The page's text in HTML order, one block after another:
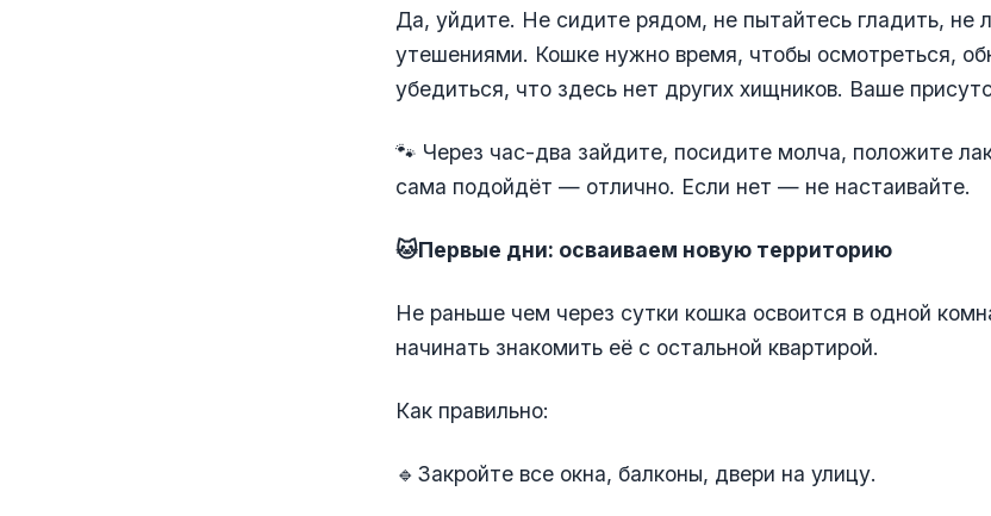
Да, уйдите. Не сидите рядом, не пытайтесь гладить, не
утешениями. Кошке нужно время, чтобы осмотреться,
убедиться, что здесь нет других хищников. Ваше
🐾 Через час-два зайдите, посидите молча, положите
сама подойдёт — отлично. Если нет — не настаивайте.
🐱Первые дни: осваиваем новую территорию
Не раньше чем через сутки кошка освоится в одной
начинать знакомить её с остальной квартирой.
Как правильно:
🔹Закройте все окна, балконы, двери на улицу.